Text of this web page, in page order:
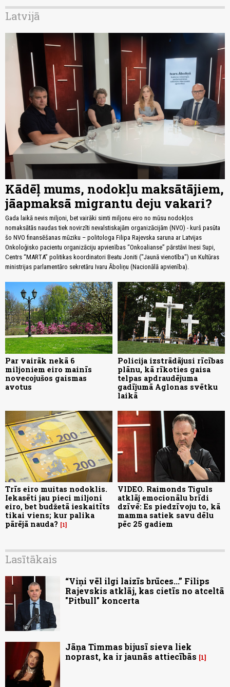
Latvijā
Kādēļ mums, nodokļu maksātājiem,
jāapmaksā migrantu deju vakari?
Gada laikā nevis miljoni, bet vairāki simti miljonu eiro no mūsu nodokļos
nomaksātās naudas tiek novirzīti nevalstiskajām organizācijām (NVO) - kurš pasūta
šo NVO finansēšanas mūziku – politologa Filipa Rajevska saruna ar Latvijas
Onkoloģisko pacientu organizāciju apvienības “Onkoalianse” pārstāvi Inesi Supi,
Centrs “MARTA” politikas koordinatori Beatu Joniti ("Jaunā vienotība") un Kultūras
ministrijas parlamentāro sekretāru Ivaru Āboliņu (Nacionālā apvienība).
Par vairāk nekā 6
miljoniem eiro mainīs
novecojušos gaismas
avotus
Policija izstrādājusi rīcības
plānu, kā rīkoties gaisa
telpas apdraudējuma
gadījumā Aglonas svētku
laikā
Trīs eiro muitas nodoklis.
Iekasēti jau pieci miljoni
eiro, bet budžetā ieskaitīts
tikai viens; kur palika
pārējā nauda?
1
VIDEO. Raimonds Tiguls
atklāj emocionālu brīdi
dzīvē: Es piedzīvoju to, kā
mamma satiek savu dēlu
pēc 25 gadiem
Lasītākais
“Viņi vēl ilgi laizīs brūces...” Filips
Rajevskis atklāj, kas cietīs no atceltā
"Pitbull" koncerta
Jāņa Timmas bijusī sieva liek
noprast, ka ir jaunās attiecībās
1